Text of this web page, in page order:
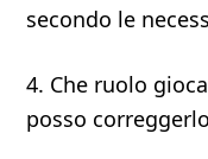
secondo le
4. Che ruolo
posso